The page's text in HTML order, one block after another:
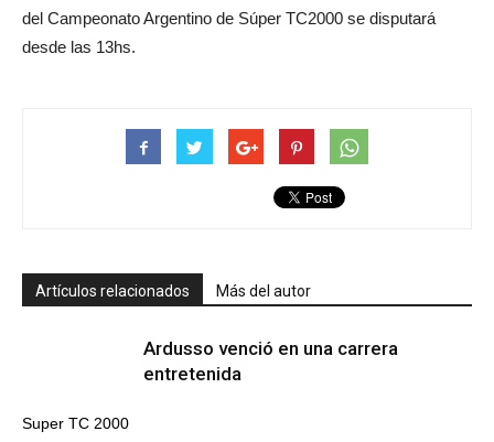
del Campeonato Argentino de Súper TC2000 se disputará
desde las 13hs.
Artículos relacionados Más del autor
Super TC 2000
Ardusso venció en una carrera
entretenida